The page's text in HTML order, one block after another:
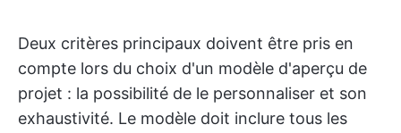
Deux critères principaux doivent être pris en
compte lors du choix d'un modèle d'aperçu de
projet : la possibilité de le personnaliser et son
exhaustivité. Le modèle doit inclure tous les